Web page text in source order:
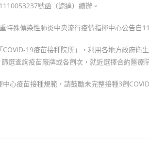
號函（諒達）續辦。
特殊傳染性肺炎中央流行疫情指揮中心公告自
19疫苗接種院所」，利用各地方政府衛
選查詢疫苗廠牌或各劑次，就近選擇合約醫療
心疫苗接種規範，請鼓勵未完整接種3劑